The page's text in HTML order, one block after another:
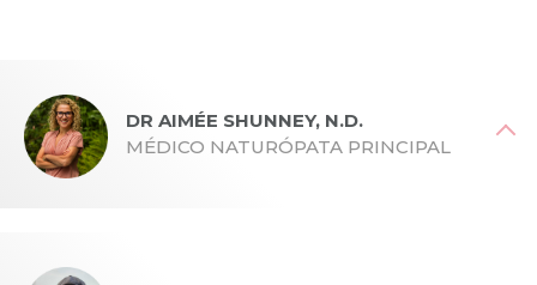
DR AIMÉE SHUNNEY, N.D.
MÉDICO NATURÓPATA PRINCIPAL
Con sede en California, la Dra. Shunney utiliza su